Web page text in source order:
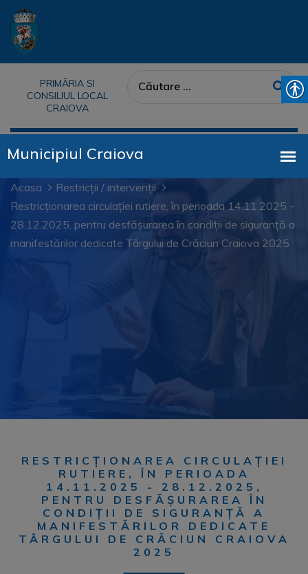
PRIMĂRIA SI
CONSILIUL LOCAL
CRAIOVA
Acasa
Restricții / intervenții
Restricționarea circulației rutiere, în perioada 14.11.2025 -
28.12.2025, pentru desfășurarea în condiții de siguranță a
manifestărilor dedicate Târgului de Crăciun Craiova 2025
RESTRICȚIONAREA CIRCULAȚIEI
RUTIERE, ÎN PERIOADA
14.11.2025 - 28.12.2025,
PENTRU DESFĂȘURAREA ÎN
CONDIȚII DE SIGURANȚĂ A
MANIFESTĂRILOR DEDICATE
TÂRGULUI DE CRĂCIUN CRAIOVA
2025